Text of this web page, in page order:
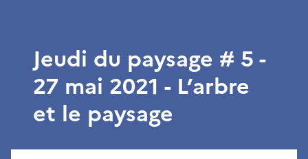
Jeudi du paysage # 5 -
27 mai 2021 - L’arbre
et le paysage